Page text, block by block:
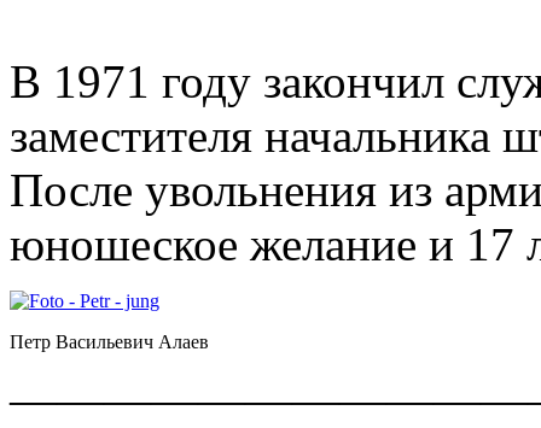
В 1971 году закончил
заместителя начальника
После увольнения из
юношеское желание и 17
Петр Васильевич Алаев